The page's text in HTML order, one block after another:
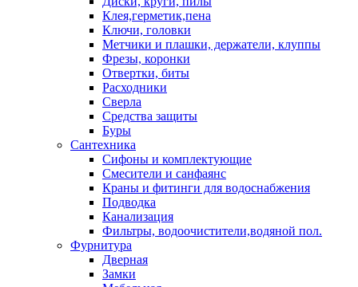
Клея,герметик,пена
Ключи, головки
Метчики и плашки, держатели, клуппы
Фрезы, коронки
Отвертки, биты
Расходники
Сверла
Средства защиты
Буры
Сантехника
Сифоны и комплектующие
Смесители и санфаянс
Краны и фитинги для водоснабжения
Подводка
Канализация
Фильтры, водоочистители,водяной пол.
Фурнитура
Дверная
Замки